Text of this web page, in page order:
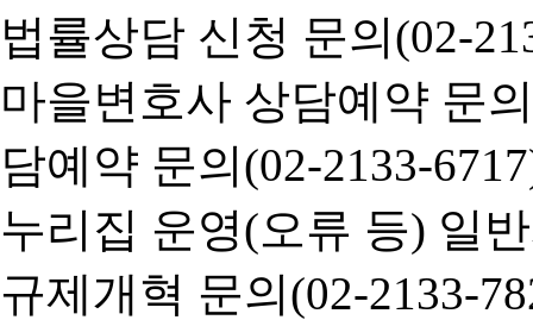
법률상담 신청 문의(02-
마을변호사 상담예약 문
담예약 문의(02-2133-
누리집 운영(오류 등) 일
규제개혁 문의(02-2133-